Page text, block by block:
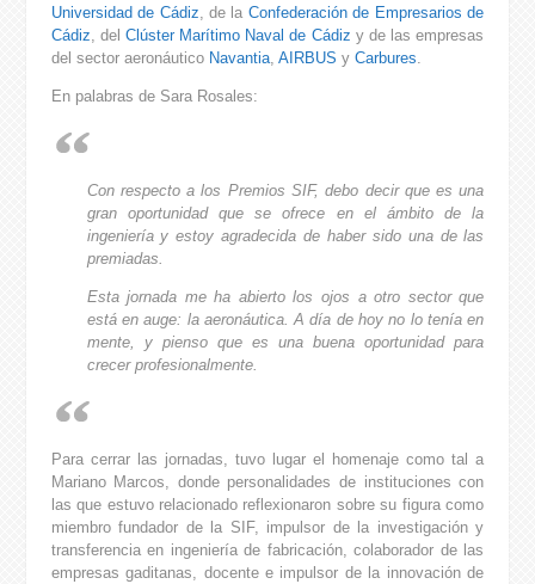
Universidad de Cádiz , de la Confederación de Empresarios de
Cádiz , del Clúster Marítimo Naval de Cádiz y de las empresas
del sector aeronáutico Navantia, AIRBUS y Carbures
En palabras de Sara Rosales:
Con respecto a los Premios SIF, debo decir que es una
gran oportunidad que se ofrece en el ámbito de la
ingeniería y estoy agradecida de haber sido una de las
premiadas.
Esta jornada me ha abierto los ojos a otro sector que
está en auge: la aeronáutica. A día de hoy no lo tenía en
mente, y pienso que es una buena oportunidad para
crecer profesionalmente.
Para cerrar las jornadas, tuvo lugar el homenaje como tal a
Mariano Marcos, donde personalidades de instituciones con
las que estuvo relacionado reflexionaron sobre su figura como
miembro fundador de la SIF, impulsor de la investigación y
transferencia en ingeniería de fabricación, colaborador de las
empresas gaditanas, docente e impulsor de la innovación de